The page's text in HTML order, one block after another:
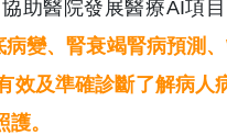
助醫院發展醫療AI項
變、腎衰竭腎病預測
效及準確診斷了解病
。